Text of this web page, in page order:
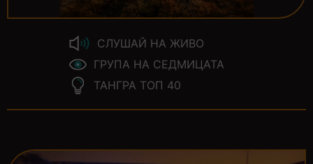
СЛУШАЙ НА ЖИВО
ГРУПА НА СЕДМИЦАТА
ТАНГРА ТОП 40